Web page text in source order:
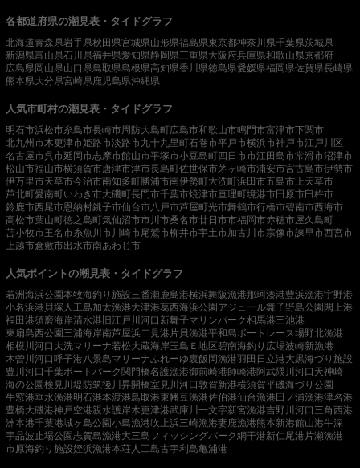
各都道府県の潮見表・タイドグラフ
北海道青森県岩手県秋田県宮城県山形県福島県東京都神奈川県千葉県茨城県
新潟県富山県石川県福井県愛知県静岡県三重県大阪府兵庫県和歌山県京都府
広島県岡山県山口県鳥取県島根県高知県香川県徳島県愛媛県福岡県佐賀県長崎県
熊本県大分県宮崎県 鹿児島県沖縄県
人気市町村の潮見表・タイドグラフ
明石市浜松市糸島市長崎市周防大島町広島市和歌山市鳴門市富津市下関市
北九州市木更津市姫路市淡路市九十九里町石巻市平戸市横浜市神戸市江戸川区
名古屋市呉市延岡市志摩市館山市平塚市小豆島町四日市市江田島市常滑市沼津市
松山市福山市横須賀市唐津市津市長島町佐世保市茅ヶ崎市浦安市宮古島市伊勢市
伊万里市天草市今治市南知多町勝浦市南伊勢町大洗町浜田市五島市 上天草市
芦北町愛南町いわき市大磯町長門市千葉市焼津市亘理町境港市田原市臼杵市
鈴鹿市西尾市恩納村銚子市仙台市八戸市芦屋町光市舞鶴市行橋市碧南市西海市
高松市葉山町徳之島町気仙沼市市川市桑名市廿日市市福岡市赤穂市屋久島町
苫小牧市玉名市糸魚川市 川崎市尾鷲市柳井市宇土市加古川市宗像市諫早市西宮市
上越市倉敷市出水市南あわじ市
人気ポイントの潮見表・タイドグラフ
若洲海浜公園本牧海釣り施設三番瀬 鹿島港横浜舞阪漁港那珂湊港豊浜漁港宇野港
小名浜港 貝塚人工島加太漁港大津港葛西海浜公園アジュール舞子野島公園閖上港
福田港須磨海岸清水港 旧江戸川河口 新舞子マリンパーク相馬港三池港
東扇島西公園三浦海岸南芦屋浜二見港 片貝漁港平和島ボートレース場野北漁港
相模川河口 大洗マリーナ若松大蔵海岸玉島Ｅ地区碧南海釣り広場波崎新漁港
木曽川河口呼子港 八景島マリーナふれーゆ裏飯岡漁港羽田 日立港大黒海づり施設
豊川河口千葉ポートパーク関門橋名護漁港御前崎港師崎港阿武隈川河口 天神崎
海の公園検見川堤防筑後川昇開橋室見川河口敦賀新港横須賀平磯海づり公園
牛窓港垂水漁港明石港本渡港鳥取港東幡豆漁港佐伯港仙台漁港田ノ浦漁港津名港
豊橋大磯港神戸空港親水護岸木更津港武庫川一文字新宮漁港吉野川河口 三角西港
洲本港千葉港城ヶ島公園小島漁港吹上浜三崎漁港妻鹿漁港熊本新港館山港牛深
宇品波止場公園志賀島漁港大三島フィッシングパーク網干港新仁尾港 片瀬漁港
市原海釣り施設姪浜漁港本荘人工島古宇利島亀浦港